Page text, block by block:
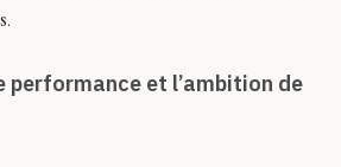
performance et l’ambition de